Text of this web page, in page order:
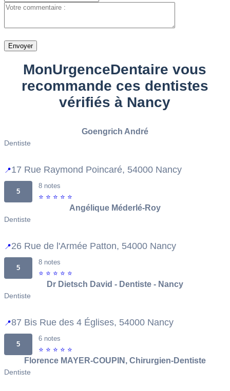
Envoyer
MonUrgenceDentaire vous
recommande ces dentistes
vérifiés à Nancy
Goengrich André
Dentiste
📍17 Rue Raymond Poincaré, 54000 Nancy
5
8 notes
⭐ ⭐ ⭐ ⭐ ⭐
Angélique Méderlé-Roy
Dentiste
📍26 Rue de l'Armée Patton, 54000 Nancy
5
8 notes
⭐ ⭐ ⭐ ⭐ ⭐
Dr Dietsch David - Dentiste - Nancy
Dentiste
📍87 Bis Rue des 4 Églises, 54000 Nancy
5
6 notes
⭐ ⭐ ⭐ ⭐ ⭐
Florence MAYER-COUPIN, Chirurgien-Dentiste
Dentiste